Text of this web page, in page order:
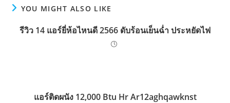
YOU MIGHT ALSO LIKE
รีวิว 14 แอร์ยี่ห้อไหนดี 2566 ดับร้อนเย็นฉ่ำ ประหยัดไฟ
แอร์ติดผนัง 12,000 Btu Hr Ar12aghqawknst